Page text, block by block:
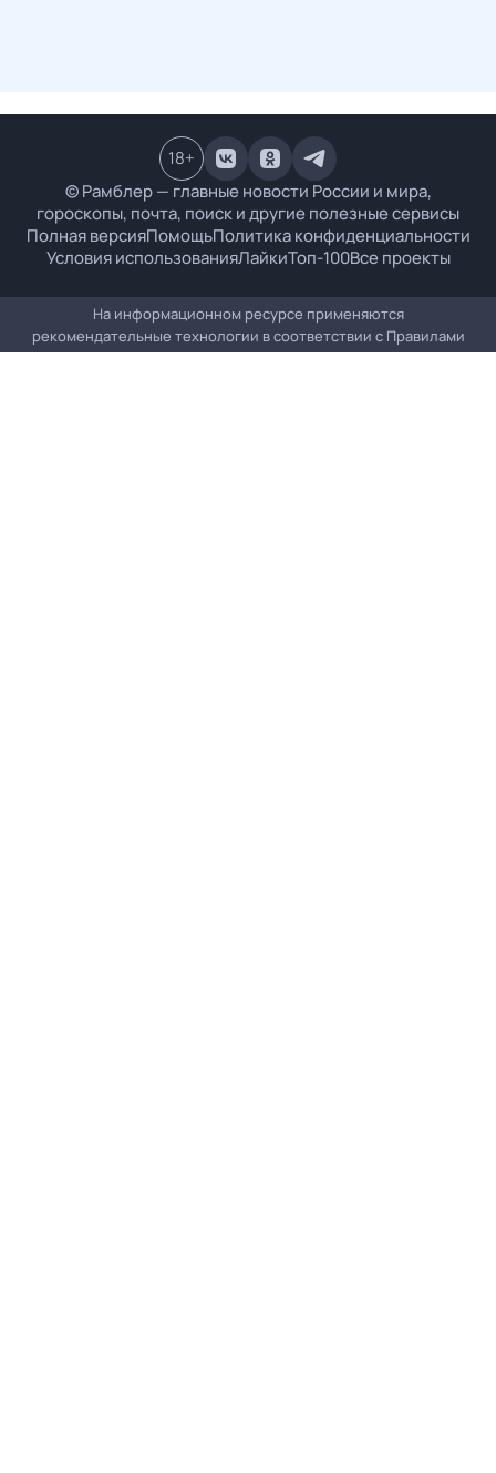
© Рамблер — главные новости России и мира,
гороскопы, почта, поиск и другие полезные сервисы
Полная версияПомощьПолитика конфиденциальности
Условия использованияЛайкиТоп-100Все проекты
18+
На информационном ресурсе применяются
рекомендательные технологии в соответствии с Правилами